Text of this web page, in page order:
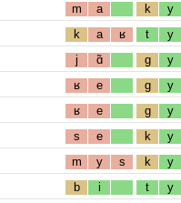
m a k y
k a ʁ t y
j ɑ̃ g y
ʁ e g y
ʁ e g y
s e k y
m y s k y
b i t y